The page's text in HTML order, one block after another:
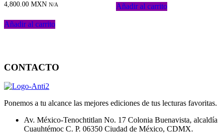
deseos
4,800.00 MXN N/A
Añadir al carrito
Añadir al carrito
CONTACTO
Ponemos a tu alcance las mejores ediciones de tus lecturas favoritas.
Av. México-Tenochtitlan No. 17 Colonia Buenavista, alcaldía
Cuauhtémoc C. P. 06350 Ciudad de México, CDMX.